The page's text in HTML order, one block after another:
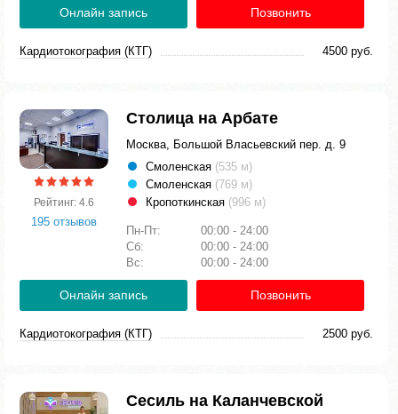
Онлайн запись Позвонить
Кардиотокография (КТГ) 4500 руб.
Рейтинг: 4.6
195 отзывов
Столица на Арбате
Москва, Большой Власьевский пер. д. 9
Смоленская (535 м)
Смоленская (769 м)
Кропоткинская (996 м)
Пн-Пт:
00:00 - 24:00
Сб:
00:00 - 24:00
Вс:
00:00 - 24:00
Онлайн запись Позвонить
Кардиотокография (КТГ) 2500 руб.
Сесиль на Каланчевской